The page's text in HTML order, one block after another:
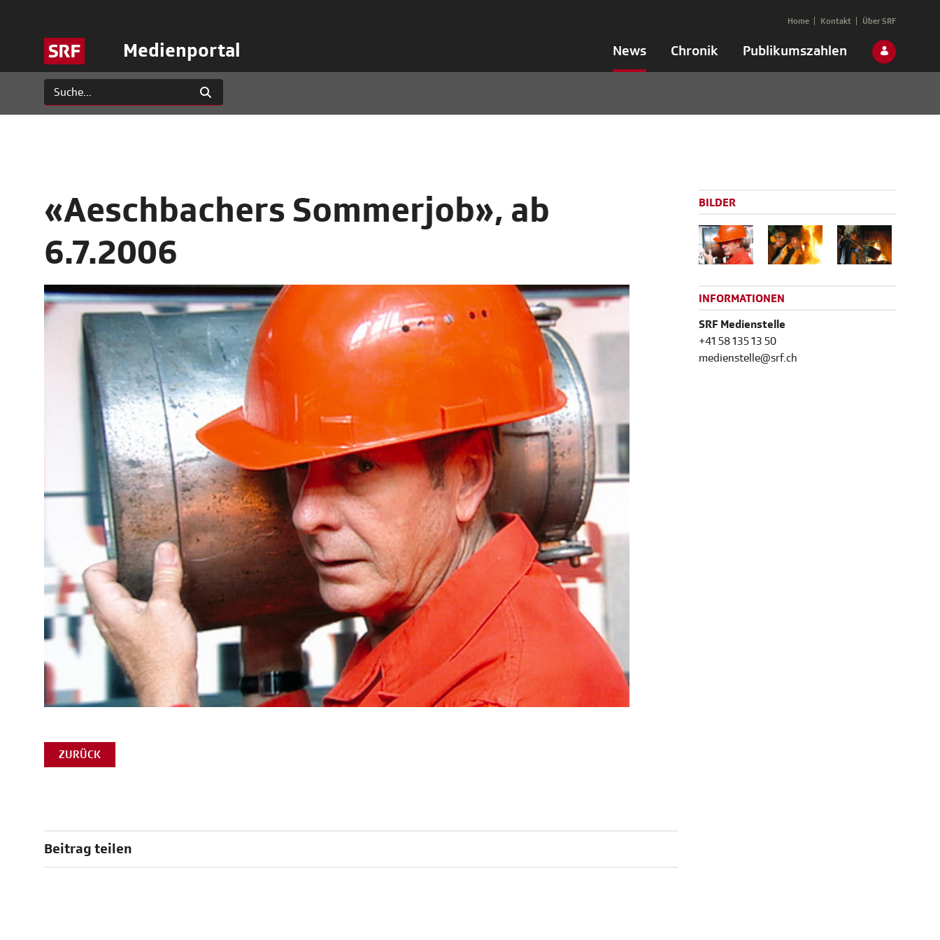
Medienportal News Chronik Publikumszahlen
Home Kontakt Über SRF
«Aeschbachers Sommerjob», ab
6.7.2006
ZURÜCK
Beitrag teilen
BILDER
INFORMATIONEN
SRF Medienstelle
+41 58 135 13 50
medienstelle@srf.ch